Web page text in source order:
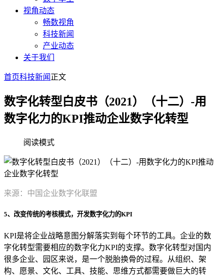
视角动态
畅数视角
科技新闻
产业动态
关于我们
首页科技新闻 正文
数字化转型白皮书（2021）（十二）-用
数字化力的KPI推动企业数字化转型
阅读模式
来源：中国企业数字化联盟
5、改变传统的考核模式，开发数字化力的KPI
KPI是将企业战略意图分解落实到每个环节的工具。企业的数
字化转型需要相应的数字化力KPI的支撑。数字化转型对国内
很多企业、园区来说，是一个脱胎换骨的过程。从组织、架
构、愿景、文化、工具、技能、思维方式都需要做巨大的转